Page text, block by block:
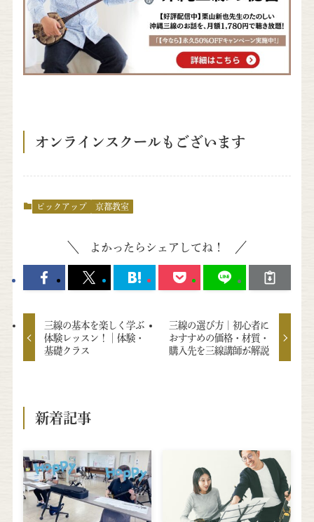
オンラインスクールもございます
ピックアップ 京都教室
よかったらシェアしてね！
三線の基本を楽しく学ぶ
体験レッスン！│体験・
基礎クラス
三線の選び方｜初心者に
おすすめの価格・材質・
購入先を三線講師が解説
新着記事